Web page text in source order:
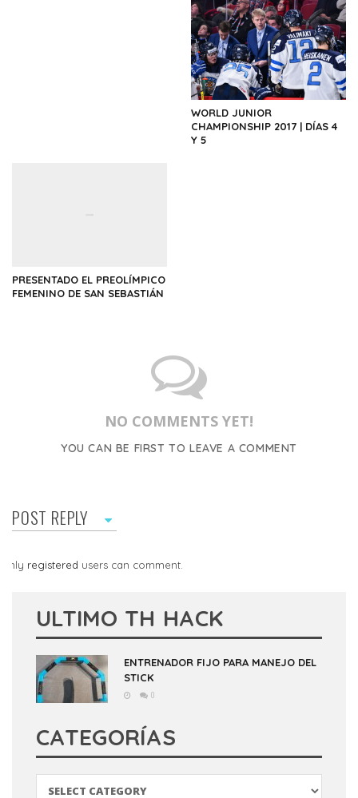
WORLD JUNIOR
CHAMPIONSHIP 2017 | DÍAS 4
Y 5
PRESENTADO EL PREOLÍMPICO
FEMENINO DE SAN SEBASTIÁN
NO COMMENTS YET!
YOU CAN BE FIRST TO LEAVE A COMMENT
POST REPLY
Only registered users can comment.
ULTIMO TH HACK
ENTRENADOR FIJO PARA MANEJO DEL
STICK
0
CATEGORÍAS